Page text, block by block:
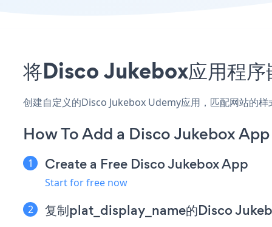
将Disco Jukebox应用程序
创建自定义的Disco Jukebox Udemy应用，匹配网站的
How To Add a Disco Jukebox
Create a Free Disco Jukebox App
Start for free now
复制plat_display_name的Disco